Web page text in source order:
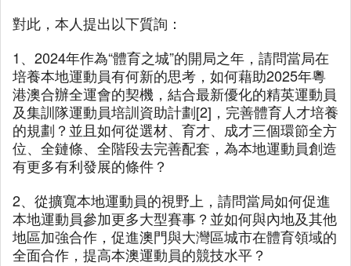
對此，本人提出以下質詢：
1、2024年作為“體育之城”的開局之年，請問當局在
培養本地運動員有何新的思考，如何藉助2025年粵
港澳合辦全運會的契機，結合最新優化的精英運動員
及集訓隊運動員培訓資助計劃[2]，完善體育人才培養
的規劃？並且如何從選材、育才、成才三個環節全方
位、全鏈條、全階段去完善配套，為本地運動員創造
有更多有利發展的條件？
2、從擴寬本地運動員的視野上，請問當局如何促進
本地運動員參加更多大型賽事？並如何與內地及其他
地區加強合作，促進澳門與大灣區城市在體育領域的
全面合作，提高本澳運動員的競技水平？